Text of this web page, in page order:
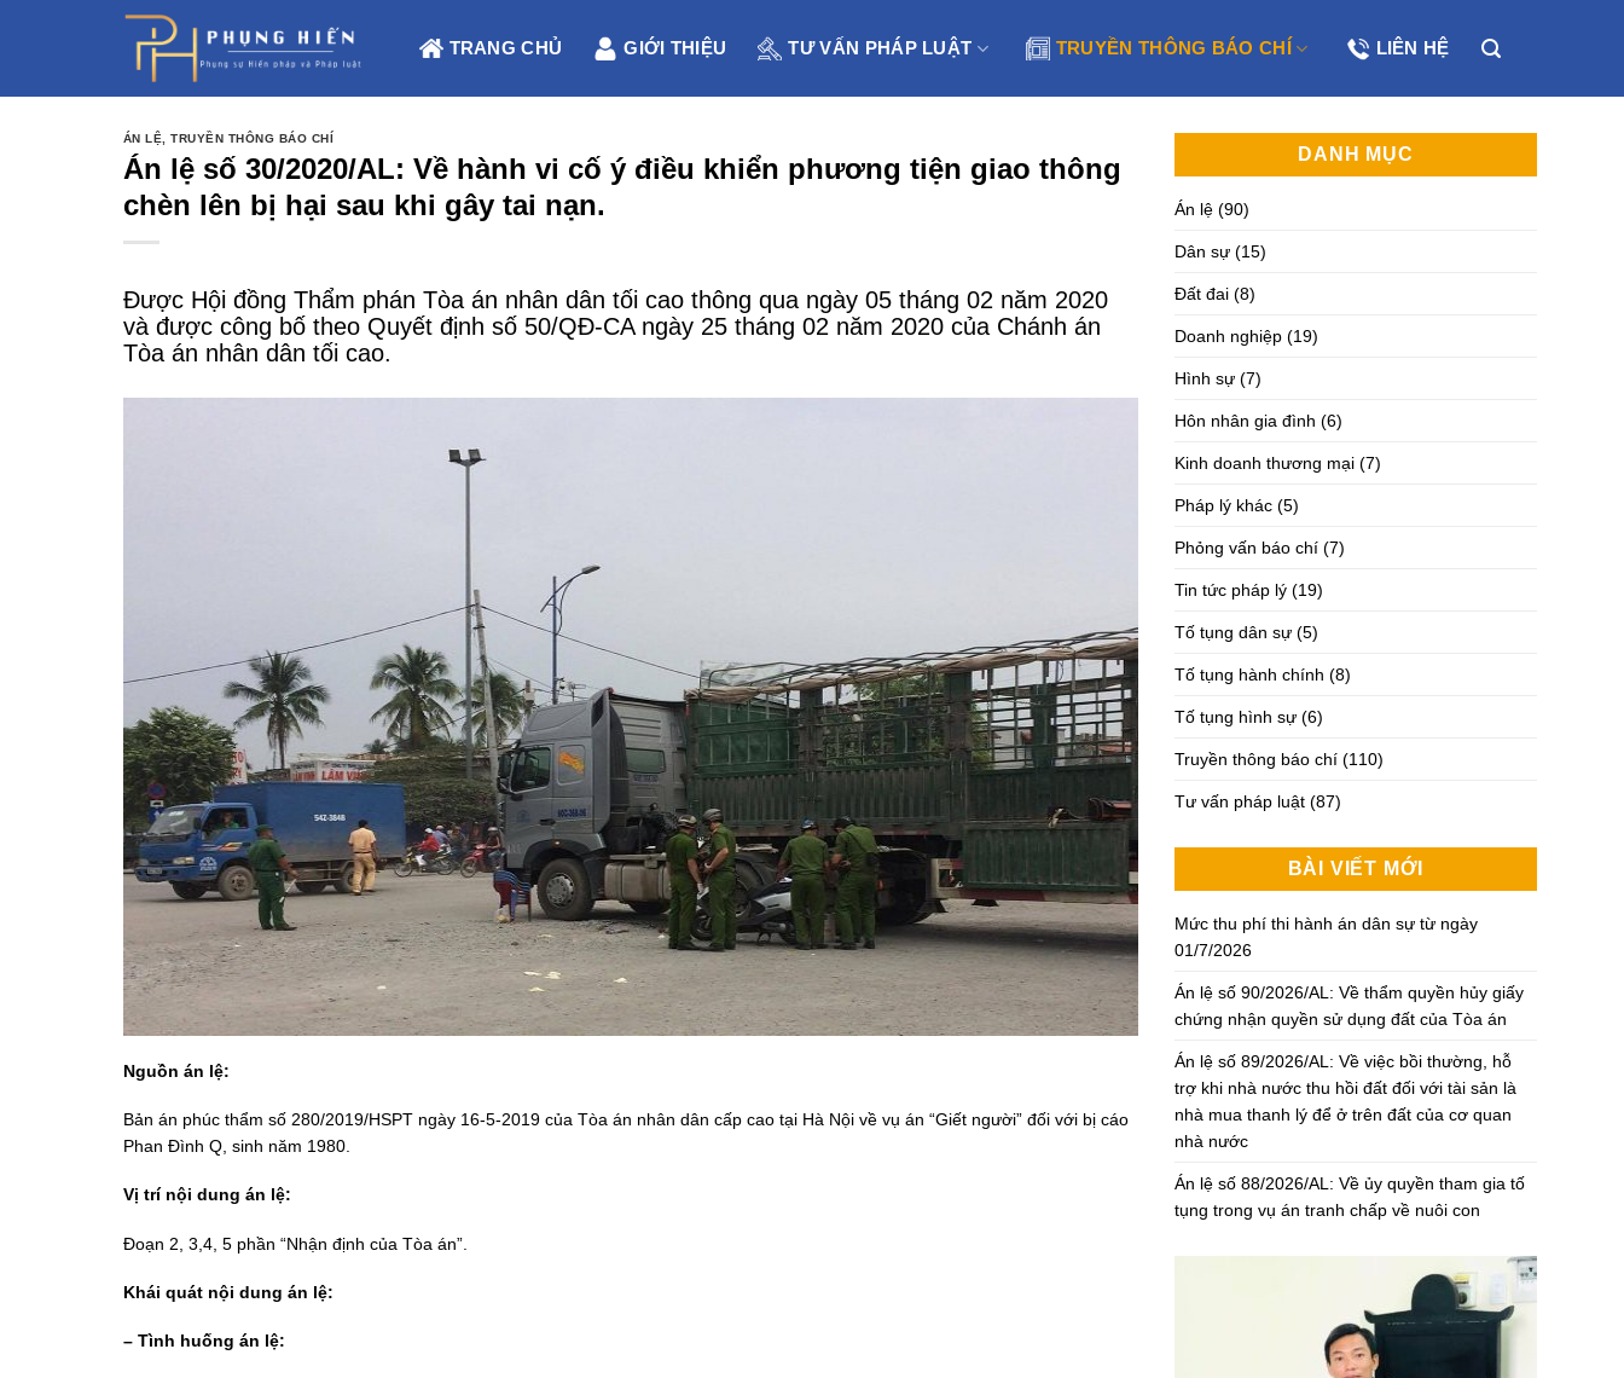
TRANG CHỦ GIỚI THIỆU TƯ VẤN PHÁP LUẬT TRUYỀN THÔNG BÁO CHÍ LIÊN HỆ
ÁN LỆ ,TRUYỀN THÔNG BÁO CHÍ
Án lệ số 30/2020/AL: Về hành vi cố ý điều khiển phương tiện giao thông
chèn lên bị hại sau khi gây tai nạn.
Được Hội đồng Thẩm phán Tòa án nhân dân tối cao thông qua ngày 05 tháng 02 năm 2020
và được công bố theo Quyết định số 50/QĐ-CA ngày 25 tháng 02 năm 2020 của Chánh án
Tòa án nhân dân tối cao.
Nguồn án lệ:
Bản án phúc thẩm số 280/2019/HSPT ngày 16-5-2019 của Tòa án nhân dân cấp cao tại Hà Nội về vụ án “Giết người” đối với bị cáo
Phan Đình Q, sinh năm 1980.
Vị trí nội dung án lệ:
Đoạn 2, 3,4, 5 phần “Nhận định của Tòa án”.
Khái quát nội dung án lệ:
– Tình huống án lệ:
DANH MỤC
Án lệ (90)
Dân sự (15)
Đất đai (8)
Doanh nghiệp (19)
Hình sự (7)
Hôn nhân gia đình (6)
Kinh doanh thương mại (7)
Pháp lý khác (5)
Phỏng vấn báo chí (7)
Tin tức pháp lý (19)
Tố tụng dân sự (5)
Tố tụng hành chính (8)
Tố tụng hình sự (6)
Truyền thông báo chí (110)
Tư vấn pháp luật (87)
BÀI VIẾT MỚI
Mức thu phí thi hành án dân sự từ ngày
01/7/2026
Án lệ số 90/2026/AL: Về thẩm quyền hủy giấy
chứng nhận quyền sử dụng đất của Tòa án
Án lệ số 89/2026/AL: Về việc bồi thường, hỗ
trợ khi nhà nước thu hồi đất đối với tài sản là
nhà mua thanh lý để ở trên đất của cơ quan
nhà nước
Án lệ số 88/2026/AL: Về ủy quyền tham gia tố
tụng trong vụ án tranh chấp về nuôi con